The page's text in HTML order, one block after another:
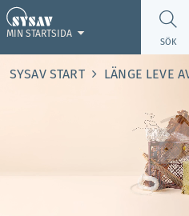
SÖK
MIN STARTSIDA
SYSAV START LÄNGE LEVE